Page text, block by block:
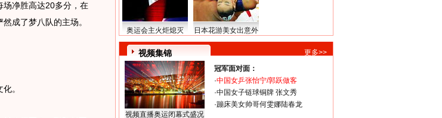
场净胜高达20多分，在
成了梦八队的主场。
。
奥运会主火炬熄灭 日本花游美女出意外
视频集锦 更多>>
视频直播奥运闭幕式盛况
冠军面对面：
·中国女乒张怡宁/郭跃做客
·中国女子链球铜牌 张文秀
·蹦床美女帅哥何雯娜陆春龙